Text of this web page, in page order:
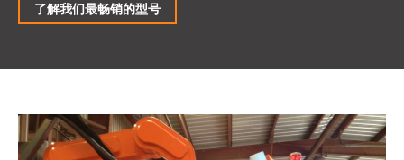
了解我们最畅销的型号